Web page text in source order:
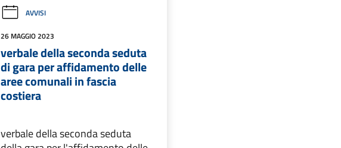
AVVISI
26 MAGGIO 2023
verbale della seconda seduta
di gara per affidamento delle
aree comunali in fascia
costiera
verbale della seconda seduta